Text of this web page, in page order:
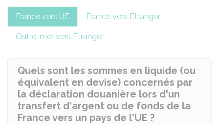
France vers UE France vers Étranger
Outre-mer vers Étranger
Quels sont les sommes en liquide (ou
équivalent en devise) concernés par
la déclaration douanière lors d'un
transfert d'argent ou de fonds de la
France vers un pays de l'UE ?